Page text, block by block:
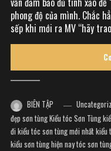
phong độ của mình. Chắc
sếp khi mới ra MV “hãy
BIÊN TẬP
đẹp sơn tùngKiểu tóc Sơn Tùng
đi kiểu tóc sơn tùng mới nhấtkiểu
kiểu sơn tùng hiện naytóc sơn